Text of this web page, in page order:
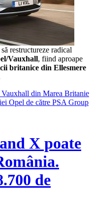
restructureze radical
Vauxhall, fiind aproape
britanice din Ellesmere
din Marea Britanie
Opel de către PSA Group
X poate
de